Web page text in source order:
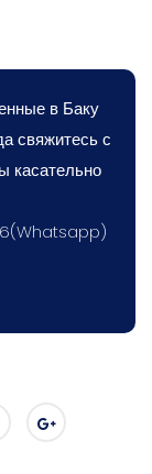
в Баку
свяжитесь с
касательно